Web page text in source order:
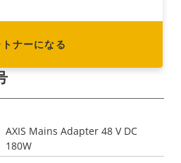
ナーになる
AXIS Mains Adapter 48 V DC
180W